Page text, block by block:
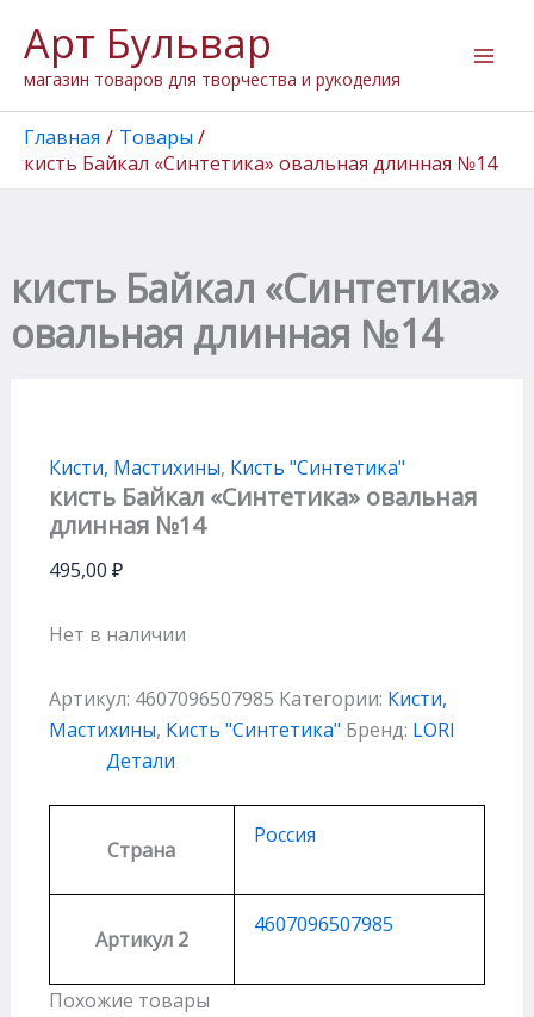
содержимому
Арт Бульвар
магазин товаров для творчества и рукоделия
Главная
Товары
кисть Байкал «Синтетика» овальная длинная №14
кисть Байкал «Синтетика»
овальная длинная №14
Кисти, Мастихины, Кисть "Cинтетика"
кисть Байкал «Синтетика» овальная
длинная №14
495,00 ₽
Нет в наличии
Артикул: 4607096507985 Категории: Кисти,
Мастихины, Кисть "Cинтетика" Бренд: LORI
Детали
Страна
Россия
Артикул 2
4607096507985
Похожие товары